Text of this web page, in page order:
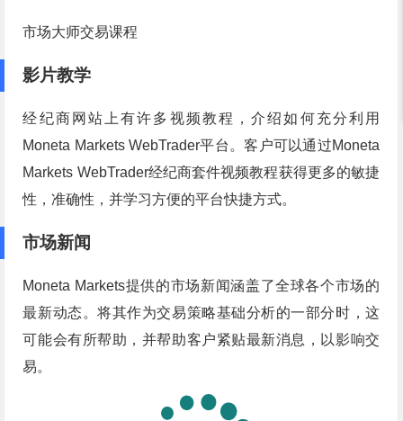
市场大师交易课程
影片教学
经纪商网站上有许多视频教程，介绍如何充分利用
Moneta Markets WebTrader平台。客户可以通过Moneta
Markets WebTrader经纪商套件视频教程获得更多的敏捷
性，准确性，并学习方便的平台快捷方式。
市场新闻
Moneta Markets提供的市场新闻涵盖了全球各个市场的
最新动态。将其作为交易策略基础分析的一部分时，这
可能会有所帮助，并帮助客户紧贴最新消息，以影响交
易。